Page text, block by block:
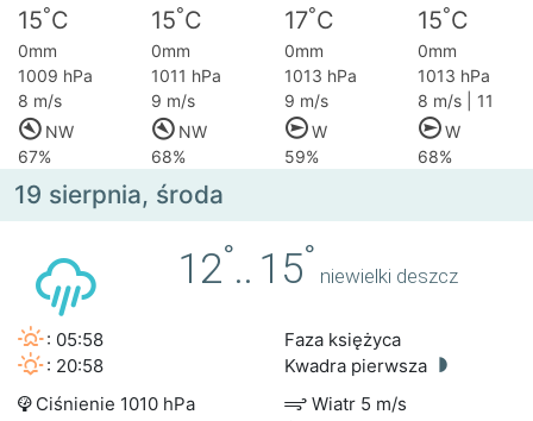
15°C 15°C 17°C 15°C
0mm 0mm 0mm
0mm
1009 hPa
1011 hPa 1013 hPa
1013 hPa
8 m/s
9 m/s 9 m/s
8 m/s | 11
NW
NW W
W
67%
68% 59% 68%
19 sierpnia, środa
12°.. 15°
niewielki deszcz
: 05:58
: 20:58
Faza księżyca
Kwadra pierwsza
Ciśnienie 1010 hPa
Wiatr 5 m/s